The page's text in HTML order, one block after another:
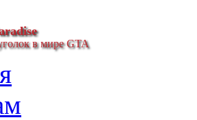
в мире GTA